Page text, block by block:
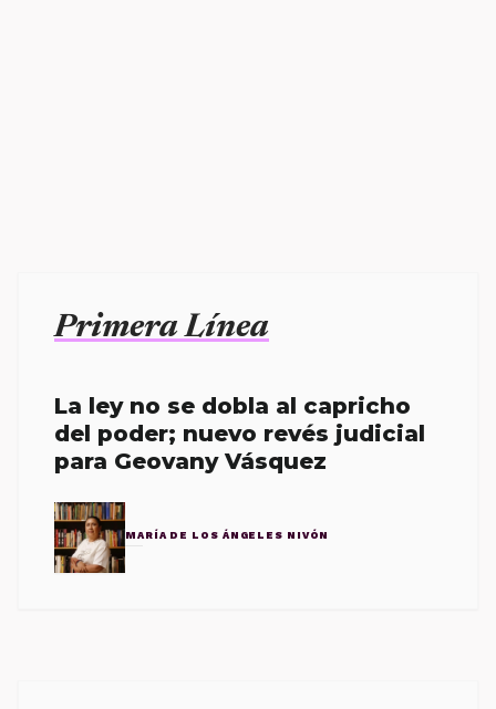
Primera Línea
La ley no se dobla al capricho
del poder; nuevo revés judicial
para Geovany Vásquez
MARÍA DE LOS ÁNGELES NIVÓN